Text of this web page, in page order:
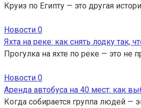
Круиз по Египту — это другая
Новости 0
Яхта на реке: как снять лодку так,
Прогулка на яхте по реке — это не
Новости 0
Аренда автобуса на 40 мест: как
Когда собирается группа людей —